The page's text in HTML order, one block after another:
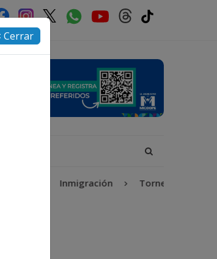
Cerrar
Inmigración Torneo Apertura